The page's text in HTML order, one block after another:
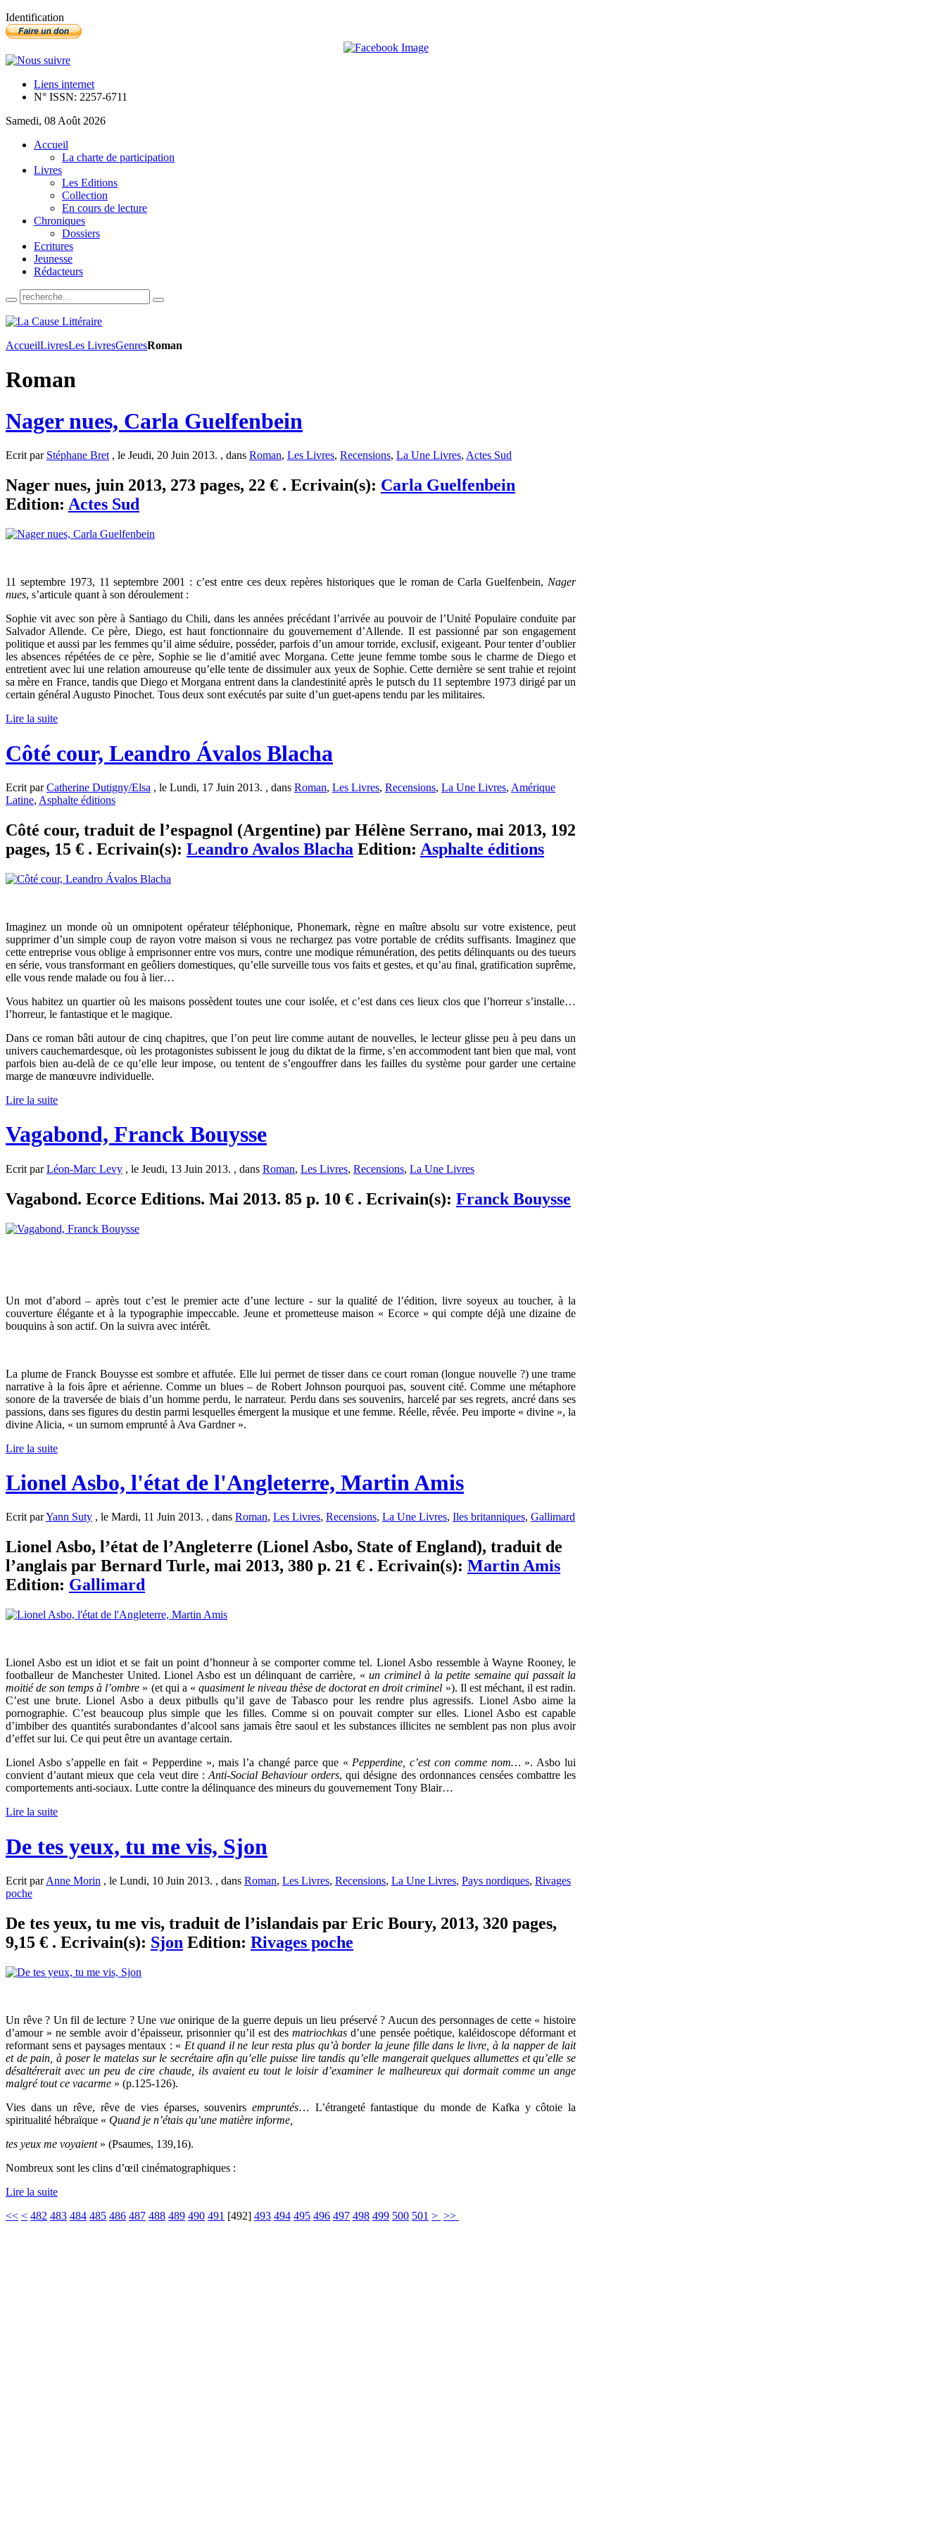
Identification
Liens internet
N° ISSN: 2257-6711
Samedi, 08 Août 2026
Accueil
La charte de participation
Livres
Les Editions
Collection
En cours de lecture
Chroniques
Dossiers
Ecritures
Jeunesse
Rédacteurs
AccueilLivresLes LivresGenresRoman
Roman
Nager nues, Carla Guelfenbein
Ecrit par Stéphane Bret , le Jeudi, 20 Juin 2013. , dans Roman, Les Livres, Recensions, La Une Livres, Actes Sud
Nager nues, juin 2013, 273 pages, 22 € . Ecrivain(s): Carla Guelfenbein
Edition: Actes Sud
11 septembre 1973, 11 septembre 2001 : c’est entre ces deux repères historiques que le roman de Carla Guelfenbein, Nager
nues, s’articule quant à son déroulement :
Sophie vit avec son père à Santiago du Chili, dans les années précédant l’arrivée au pouvoir de l’Unité Populaire conduite par
Salvador Allende. Ce père, Diego, est haut fonctionnaire du gouvernement d’Allende. Il est passionné par son engagement
politique et aussi par les femmes qu’il aime séduire, posséder, parfois d’un amour torride, exclusif, exigeant. Pour tenter d’oublier
les absences répétées de ce père, Sophie se lie d’amitié avec Morgana. Cette jeune femme tombe sous le charme de Diego et
entretient avec lui une relation amoureuse qu’elle tente de dissimuler aux yeux de Sophie. Cette dernière se sent trahie et rejoint
sa mère en France, tandis que Diego et Morgana entrent dans la clandestinité après le putsch du 11 septembre 1973 dirigé par un
certain général Augusto Pinochet. Tous deux sont exécutés par suite d’un guet-apens tendu par les militaires.
Lire la suite
Côté cour, Leandro Ávalos Blacha
Ecrit parCatherine Dutigny/Elsa , le Lundi, 17 Juin 2013. , dans Roman, Les Livres, Recensions, La Une Livres, Amérique
Latine, Asphalte éditions
Côté cour, traduit de l’espagnol (Argentine) par Hélène Serrano, mai 2013, 192
pages, 15 € . Ecrivain(s): Leandro Avalos Blacha Edition: Asphalte éditions
Imaginez un monde où un omnipotent opérateur téléphonique, Phonemark, règne en maître absolu sur votre existence, peut
supprimer d’un simple coup de rayon votre maison si vous ne rechargez pas votre portable de crédits suffisants. Imaginez que
cette entreprise vous oblige à emprisonner entre vos murs, contre une modique rémunération, des petits délinquants ou des tueurs
en série, vous transformant en geôliers domestiques, qu’elle surveille tous vos faits et gestes, et qu’au final, gratification suprême,
elle vous rende malade ou fou à lier…
Vous habitez un quartier où les maisons possèdent toutes une cour isolée, et c’est dans ces lieux clos que l’horreur s’installe…
l’horreur, le fantastique et le magique.
Dans ce roman bâti autour de cinq chapitres, que l’on peut lire comme autant de nouvelles, le lecteur glisse peu à peu dans un
univers cauchemardesque, où les protagonistes subissent le joug du diktat de la firme, s’en accommodent tant bien que mal, vont
parfois bien au-delà de ce qu’elle leur impose, ou tentent de s’engouffrer dans les failles du système pour garder une certaine
marge de manœuvre individuelle.
Lire la suite
Vagabond, Franck Bouysse
Ecrit parLéon-Marc Levy , le Jeudi, 13 Juin 2013. , dans Roman, Les Livres, Recensions, La Une Livres
Vagabond. Ecorce Editions. Mai 2013. 85 p. 10 € . Ecrivain(s): Franck Bouysse
Un mot d’abord – après tout c’est le premier acte d’une lecture - sur la qualité de l’édition, livre soyeux au toucher, à la
couverture élégante et à la typographie impeccable. Jeune et prometteuse maison « Ecorce » qui compte déjà une dizaine de
bouquins à son actif. On la suivra avec intérêt.
La plume de Franck Bouysse est sombre et affutée. Elle lui permet de tisser dans ce court roman (longue nouvelle ?) une trame
narrative à la fois âpre et aérienne. Comme un blues – de Robert Johnson pourquoi pas, souvent cité. Comme une métaphore
sonore de la traversée de biais d’un homme perdu, le narrateur. Perdu dans ses souvenirs, harcelé par ses regrets, ancré dans ses
passions, dans ses figures du destin parmi lesquelles émergent la musique et une femme. Réelle, rêvée. Peu importe « divine », la
divine Alicia, « un surnom emprunté à Ava Gardner ».
Lire la suite
Lionel Asbo, l'état de l'Angleterre, Martin Amis
Ecrit parYann Suty , le Mardi, 11 Juin 2013. , dans Roman, Les Livres, Recensions, La Une Livres, Iles britanniques, Gallimard
Lionel Asbo, l’état de l’Angleterre (Lionel Asbo, State of England), traduit de
l’anglais par Bernard Turle, mai 2013, 380 p. 21 € . Ecrivain(s): Martin Amis
Edition: Gallimard
Lionel Asbo est un idiot et se fait un point d’honneur à se comporter comme tel. Lionel Asbo ressemble à Wayne Rooney, le
footballeur de Manchester United. Lionel Asbo est un délinquant de carrière, « un criminel à la petite semaine qui passait la
moitié de son temps à l’ombre » (et qui a « quasiment le niveau thèse de doctorat en droit criminel »). Il est méchant, il est radin.
C’est une brute. Lionel Asbo a deux pitbulls qu’il gave de Tabasco pour les rendre plus agressifs. Lionel Asbo aime la
pornographie. C’est beaucoup plus simple que les filles. Comme si on pouvait compter sur elles. Lionel Asbo est capable
d’imbiber des quantités surabondantes d’alcool sans jamais être saoul et les substances illicites ne semblent pas non plus avoir
d’effet sur lui. Ce qui peut être un avantage certain.
Lionel Asbo s’appelle en fait « Pepperdine », mais l’a changé parce que « Pepperdine, c’est con comme nom… ». Asbo lui
convient d’autant mieux que cela veut dire : Anti-Social Behaviour orders, qui désigne des ordonnances censées combattre les
comportements anti-sociaux. Lutte contre la délinquance des mineurs du gouvernement Tony Blair…
Lire la suite
De tes yeux, tu me vis, Sjon
Ecrit parAnne Morin , le Lundi, 10 Juin 2013. , dans Roman, Les Livres, Recensions, La Une Livres, Pays nordiques, Rivages
poche
De tes yeux, tu me vis, traduit de l’islandais par Eric Boury, 2013, 320 pages,
9,15 € . Ecrivain(s): Sjon Edition: Rivages poche
Un rêve ? Un fil de lecture ? Une vueonirique de la guerre depuis un lieu préservé ? Aucun des personnages de cette « histoire
d’amour » ne semble avoir d’épaisseur, prisonnier qu’il est desmatriochkasd’une pensée poétique, kaléidoscope déformant et
reformant sens et paysages mentaux : « Et quand il ne leur resta plus qu’à border la jeune fille dans le livre, à la napper de lait
et de pain, à poser le matelas sur le secrétaire afin qu’elle puisse lire tandis qu’elle mangerait quelques allumettes et qu’elle se
désaltérerait avec un peu de cire chaude, ils avaient eu tout le loisir d’examiner le malheureux qui dormait comme un ange
malgré tout ce vacarme » (p.125-126).
Vies dans un rêve, rêve de vies éparses, souvenirs empruntés… L’étrangeté fantastique du monde de Kafka y côtoie la
spiritualité hébraïque « Quand je n’étais qu’une matière informe,
tes yeux me voyaient» (Psaumes, 139,16).
Nombreux sont les clins d’œil cinématographiques :
Lire la suite
<< < 482 483 484 485 486 487 488 489 490 491 [492] 493 494 495 496 497 498 499 500 501 > >>